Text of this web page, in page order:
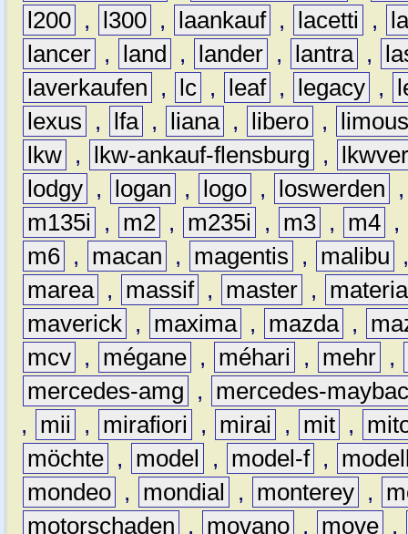
l200 , l300 , laankauf , lacetti ,
lancer , land , lander , lantra ,
laverkaufen
, lc , leaf , legacy ,
lexus
, lfa , liana , libero ,
lkw , lkw-ankauf-flensburg ,
lodgy , logan , logo , loswerden
m135i
, m2 , m235i , m3 , m4 ,
m6 , macan , magentis , malibu
marea , massif , master ,
materia
maverick , maxima , mazda ,
mcv , mégane , méhari , mehr ,
mercedes-amg
,
mercedes-
,
mii , mirafiori , mirai , mit ,
möchte , model , model-f ,
mondeo , mondial , monterey ,
motorschaden
, movano , move ,